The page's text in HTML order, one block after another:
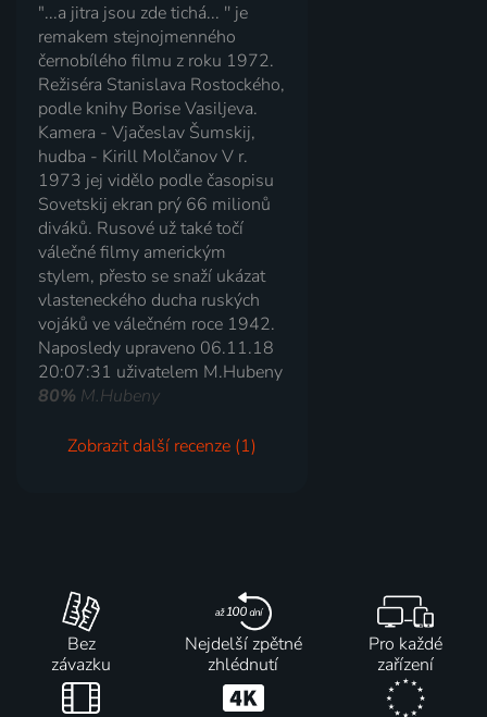
"...a jitra jsou zde tichá... '' je
remakem stejnojmenného
černobílého filmu z roku 1972.
Režiséra Stanislava Rostockého,
podle knihy Borise Vasiljeva.
Kamera - Vjačeslav Šumskij,
hudba - Kirill Molčanov V r.
1973 jej vidělo podle časopisu
Sovetskij ekran prý 66 milionů
diváků. Rusové už také točí
válečné filmy americkým
stylem, přesto se snaží ukázat
vlasteneckého ducha ruských
vojáků ve válečném roce 1942.
Naposledy upraveno 06.11.18
20:07:31 uživatelem M.Hubeny
80% M.Hubeny
Zobrazit další recenze (1)
Bez
závazku
Nejdelší zpětné
zhlédnutí
Pro každé
zařízení